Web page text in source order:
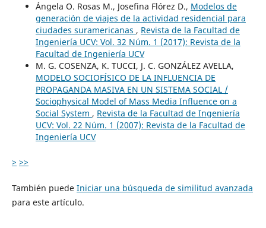
Ángela O. Rosas M., Josefina Flórez D., Modelos de
generación de viajes de la actividad residencial para
ciudades suramericanas , Revista de la Facultad de
Ingeniería UCV: Vol. 32 Núm. 1 (2017): Revista de la
Facultad de Ingeniería UCV
M. G. COSENZA, K. TUCCI, J. C. GONZÁLEZ AVELLA,
MODELO SOCIOFÍSICO DE LA INFLUENCIA DE
PROPAGANDA MASIVA EN UN SISTEMA SOCIAL /
Sociophysical Model of Mass Media Influence on a
Social System , Revista de la Facultad de Ingeniería
UCV: Vol. 22 Núm. 1 (2007): Revista de la Facultad de
Ingeniería UCV
> >>
También puede Iniciar una búsqueda de similitud avanzada
para este artículo.